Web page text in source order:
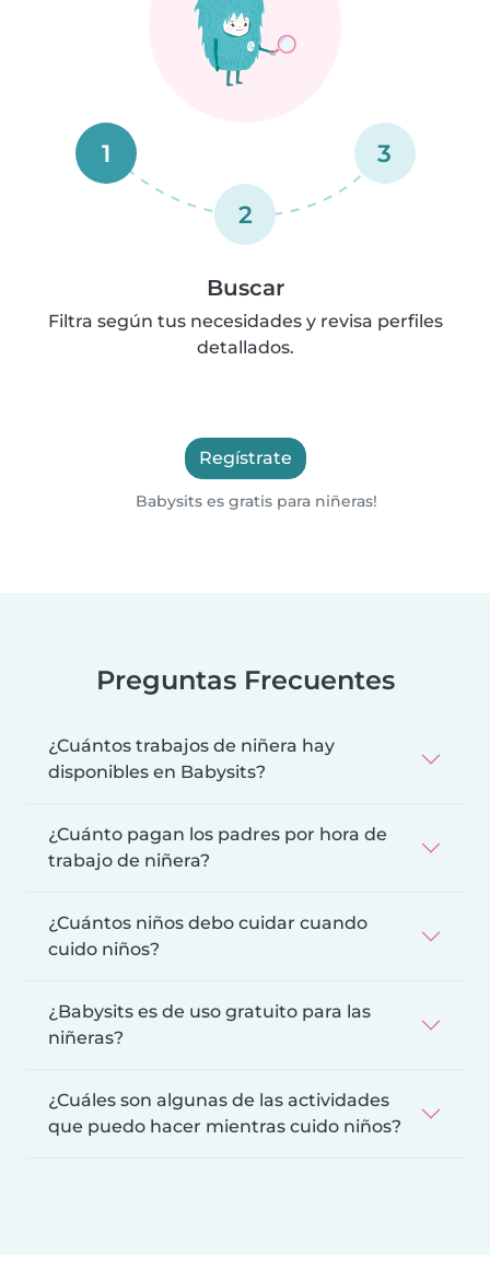
1
2
3
Buscar
Filtra según tus necesidades y revisa perfiles
detallados.
Regístrate
Babysits es gratis para niñeras!
Preguntas Frecuentes
¿Cuántos trabajos de niñera hay
disponibles en Babysits?
¿Cuánto pagan los padres por hora de
trabajo de niñera?
¿Cuántos niños debo cuidar cuando
cuido niños?
¿Babysits es de uso gratuito para las
niñeras?
¿Cuáles son algunas de las actividades
que puedo hacer mientras cuido niños?